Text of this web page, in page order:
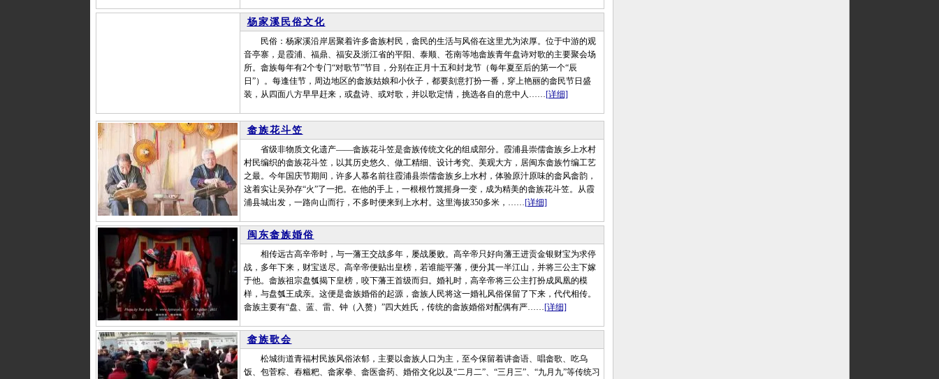
杨家溪民俗文化
民俗：杨家溪沿岸居聚着许多畲族村民，畲民的生活与风俗在这里尤为浓厚。位于中游的观
音亭寨，是霞浦、福鼎、福安及浙江省的平阳、泰顺、苍南等地畲族青年盘诗对歌的主要聚会场
所。畲族每年有2个专门“对歌节”节目，分别在正月十五和封龙节（每年夏至后的第一个“辰
日”）。每逢佳节，周边地区的畲族姑娘和小伙子，都要刻意打扮一番，穿上艳丽的畲民节日盛
装，从四面八方早早赶来，或盘诗、或对歌，并以歌定情，挑选各自的意中人……[详细]
畲族花斗笠
省级非物质文化遗产——畲族花斗笠是畲族传统文化的组成部分。霞浦县崇儒畲族乡上水村
村民编织的畲族花斗笠，以其历史悠久、做工精细、设计考究、美观大方，居闽东畲族竹编工艺
之最。今年国庆节期间，许多人慕名前往霞浦县崇儒畲族乡上水村，体验原汁原味的畲风畲韵，
这着实让吴孙存“火”了一把。在他的手上，一根根竹篾摇身一变，成为精美的畲族花斗笠。从霞
浦县城出发，一路向山而行，不多时便来到上水村。这里海拔350多米，……[详细]
闽东畲族婚俗
相传远古高辛帝时，与一藩王交战多年，屡战屡败。高辛帝只好向藩王进贡金银财宝为求停
战，多年下来，财宝送尽。高辛帝便贴出皇榜，若谁能平藩，便分其一半江山，并将三公主下嫁
于他。畲族祖宗盘瓠揭下皇榜，咬下藩王首级而归。婚礼时，高辛帝将三公主打扮成凤凰的模
样，与盘瓠王成亲。这便是畲族婚俗的起源，畲族人民将这一婚礼风俗保留了下来，代代相传。
畲族主要有“盘、蓝、雷、钟（入赘）”四大姓氏，传统的畲族婚俗对配偶有严……[详细]
畲族歌会
松城街道青福村民族风俗浓郁，主要以畲族人口为主，至今保留着讲畲语、唱畲歌、吃乌
饭、包菅粽、舂糍粑、畲家拳、畲医畲药、婚俗文化以及“二月二”、“三月三”、“九月九”等传统习